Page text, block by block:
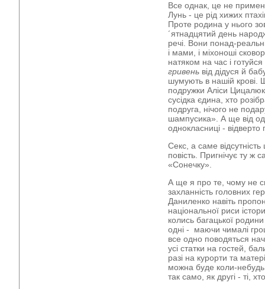
Все однак, це не
Лунь - це рід хижих
Проте родина у нього
´ятнадцятий день
речі. Вони понад-
і мами, і міхоноші
натяком на час і
гривень від дідуся й
шумують в нашій крові.
подружки Аліси
сусідка єдина, хто
подруга, нічого не
шампусика». А ще від
однокласниці -
Секс, а саме відсутність
повість. Пригнічує ту ж
«Сонечку».
А ще я про те, чому не
захланність головних
Даниленко навіть
національної риси
колись багацької
одні - маючи чималі
все одно поводяться
усі статки на гостей,
разі на курорти та
можна буде коли-
так само, як другі - ті,